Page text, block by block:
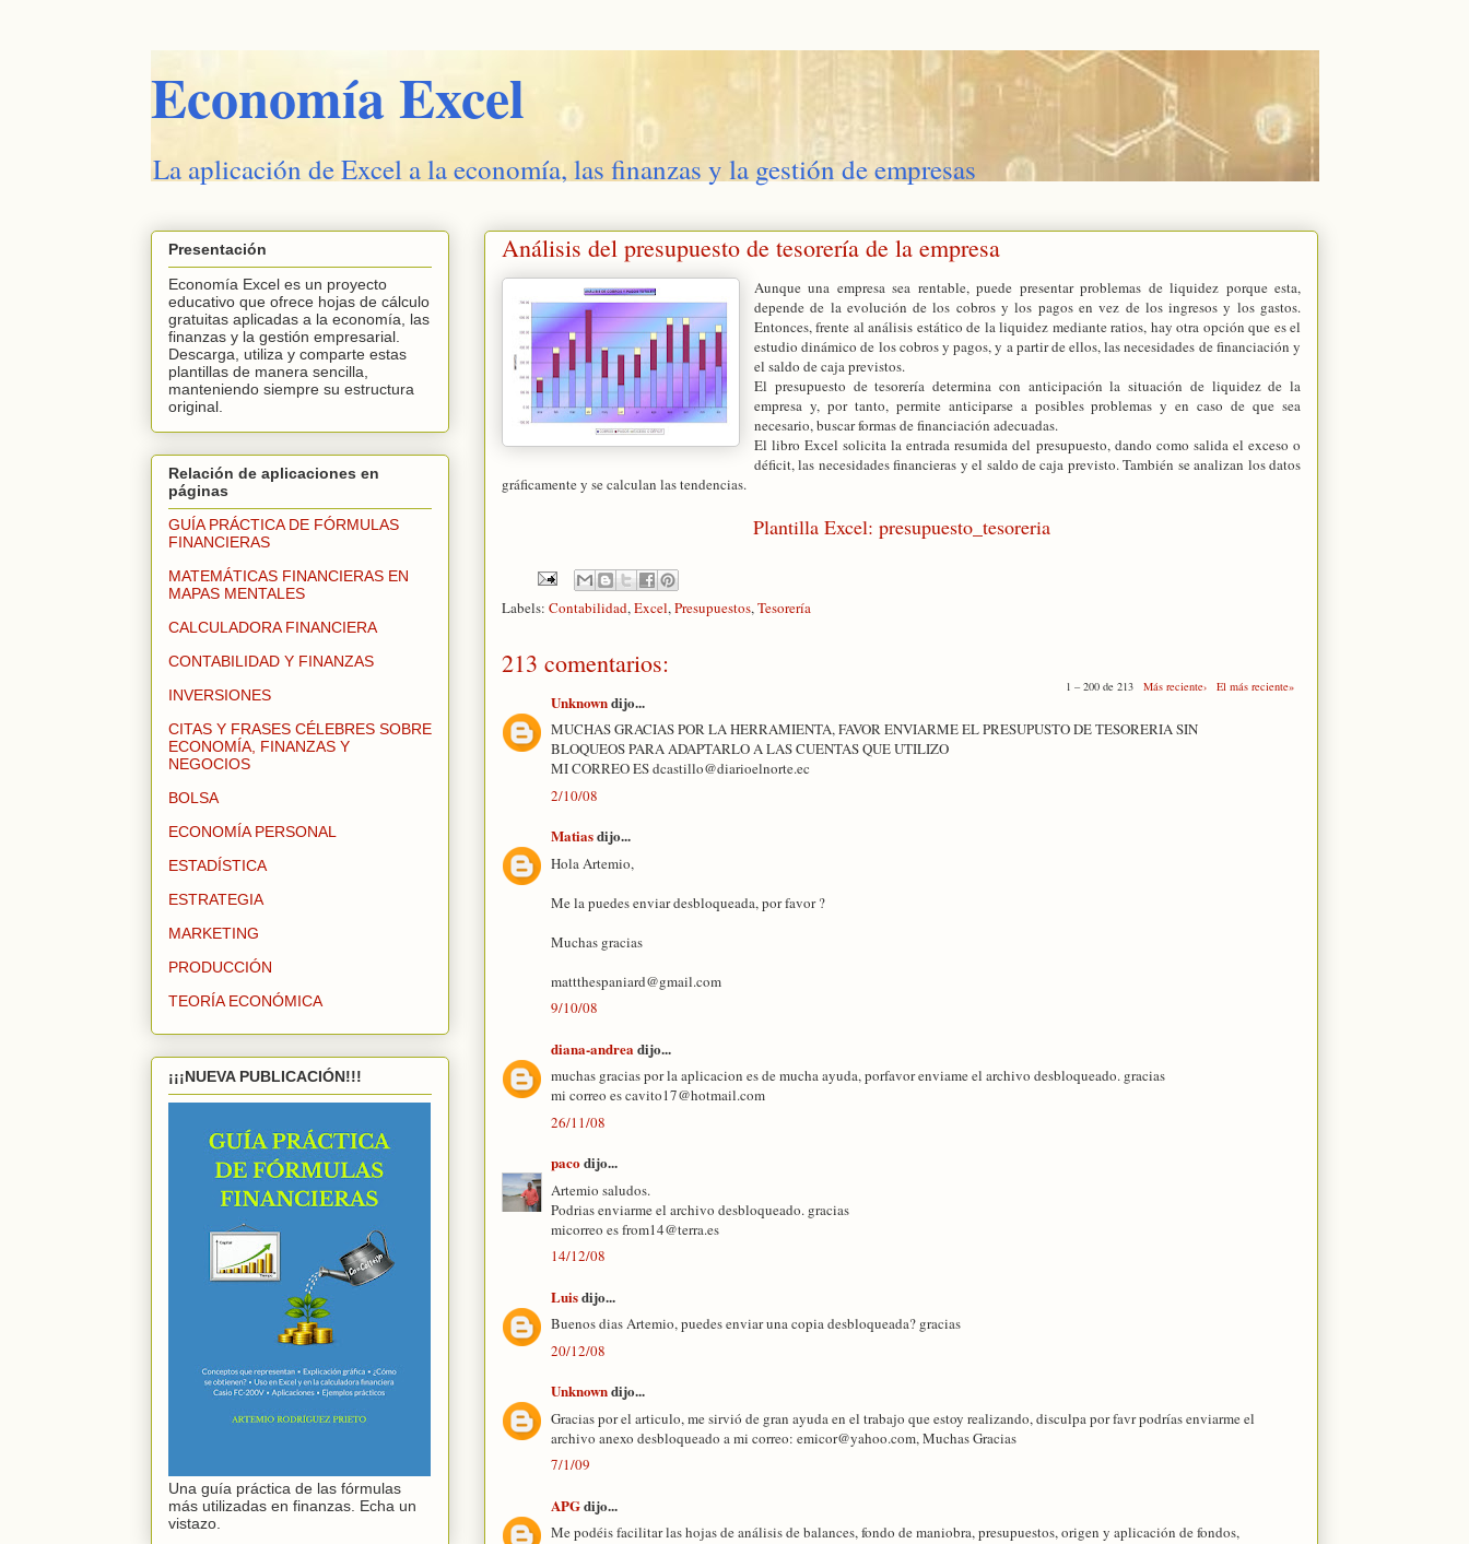
Economía Excel
La aplicación de Excel a la economía, las finanzas y la gestión de empresas
Análisis del presupuesto de tesorería de la empresa
Aunque una empresa sea rentable, puede presentar problemas de liquidez porque esta,
depende de la evolución de los cobros y los pagos en vez de los ingresos y los gastos.
Entonces, frente al análisis estático de la liquidez mediante ratios, hay otra opción que es el
estudio dinámico de los cobros y pagos, y a partir de ellos, las necesidades de financiación y
el saldo de caja previstos.
El presupuesto de tesorería determina con anticipación la situación de liquidez de la
empresa y, por tanto, permite anticiparse a posibles problemas y en caso de que sea
necesario, buscar formas de financiación adecuadas.
El libro Excel solicita la entrada resumida del presupuesto, dando como salida el exceso o
déficit, las necesidades financieras y el saldo de caja previsto. También se analizan los datos
gráficamente y se calculan las tendencias.
Plantilla Excel: presupuesto_tesoreria
Labels: Contabilidad, Excel, Presupuestos, Tesorería
213 comentarios:
1 – 200 de 213 Más reciente› El más reciente»
Unknowndijo...
MUCHAS GRACIAS POR LA HERRAMIENTA, FAVOR ENVIARME EL PRESUPUSTO DE TESORERIA SIN
BLOQUEOS PARA ADAPTARLO A LAS CUENTAS QUE UTILIZO
MI CORREO ES dcastillo@diarioelnorte.ec
2/10/08
Matiasdijo...
Hola Artemio,
Me la puedes enviar desbloqueada, por favor ?
Muchas gracias
mattthespaniard@gmail.com
9/10/08
diana-andrea dijo...
muchas gracias por la aplicacion es de mucha ayuda, porfavor enviame el archivo desbloqueado. gracias
mi correo es cavito17@hotmail.com
26/11/08
pacodijo...
Artemio saludos.
Podrias enviarme el archivo desbloqueado. gracias
micorreo es from14@terra.es
14/12/08
Luisdijo...
Buenos dias Artemio, puedes enviar una copia desbloqueada? gracias
20/12/08
Unknowndijo...
Gracias por el articulo, me sirvió de gran ayuda en el trabajo que estoy realizando, disculpa por favr podrías enviarme el
archivo anexo desbloqueado a mi correo: emicor@yahoo.com, Muchas Gracias
7/1/09
APGdijo...
Me podéis facilitar las hojas de análisis de balances, fondo de maniobra, presupuestos, origen y aplicación de fondos,
Presentación
Economía Excel es un proyecto
educativo que ofrece hojas de cálculo
gratuitas aplicadas a la economía, las
finanzas y la gestión empresarial.
Descarga, utiliza y comparte estas
plantillas de manera sencilla,
manteniendo siempre su estructura
original.
Relación de aplicaciones en
páginas
GUÍA PRÁCTICA DE FÓRMULAS
FINANCIERAS
MATEMÁTICAS FINANCIERAS EN
MAPAS MENTALES
CALCULADORA FINANCIERA
CONTABILIDAD Y FINANZAS
INVERSIONES
CITAS Y FRASES CÉLEBRES SOBRE
ECONOMÍA, FINANZAS Y
NEGOCIOS
BOLSA
ECONOMÍA PERSONAL
ESTADÍSTICA
ESTRATEGIA
MARKETING
PRODUCCIÓN
TEORÍA ECONÓMICA
¡¡¡NUEVA PUBLICACIÓN!!!
Una guía práctica de las fórmulas
más utilizadas en finanzas. Echa un
vistazo.